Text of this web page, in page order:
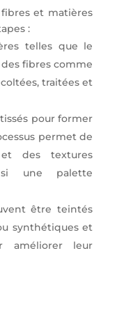
et matières
:
telles que le
fibres comme
traitées et
pour former
permet de
des textures
une palette
être teintés
synthétiques et
améliorer leur